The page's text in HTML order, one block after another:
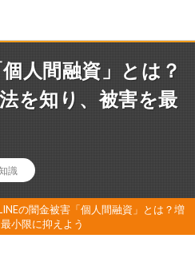
人間融資」とは？
を知り、被害を最
識
の闇金被害「個人間融資」とは？増
小限に抑えよう